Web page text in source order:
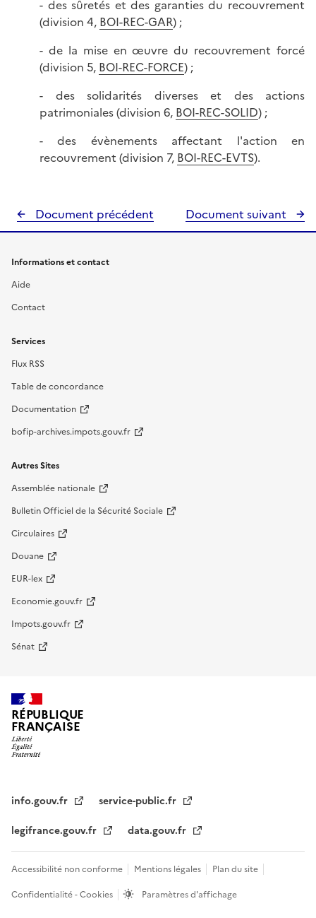
- des sûretés et des garanties du recouvrement
(division 4, BOI-REC-GAR) ;
- de la mise en œuvre du recouvrement forcé
(division 5, BOI-REC-FORCE) ;
- des solidarités diverses et des actions
patrimoniales (division 6, BOI-REC-SOLID) ;
- des évènements affectant l'action en
recouvrement (division 7, BOI-REC-EVTS).
Document précédent Document suivant
Informations et contact
Aide
Contact
Services
Flux RSS
Table de concordance
Documentation
bofip-archives.impots.gouv.fr
Autres Sites
Assemblée nationale
Bulletin Officiel de la Sécurité Sociale
Circulaires
Douane
EUR-lex
Economie.gouv.fr
Impots.gouv.fr
Sénat
RÉPUBLIQUE
FRANÇAISE
info.gouv.fr
service-public.fr
legifrance.gouv.fr
data.gouv.fr
Accessibilité non conforme Mentions légales
Plan du site
Confidentialité - Cookies
Paramètres d'affichage